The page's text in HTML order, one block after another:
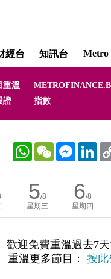
經台 知訊台 Metro
重溫
證 指數
WhatsAppWeChat Messenger
5/8
星期三
6/8
星期四
歡迎免費重溫過去7
重溫更多節目： 按此